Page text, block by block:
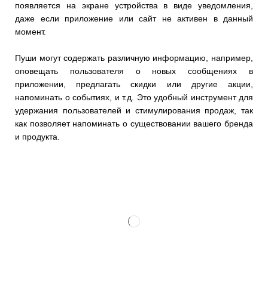
появляется на экране устройства в виде уведомления,
даже если приложение или сайт не активен в данный
момент.
Пуши могут содержать различную информацию, например,
оповещать пользователя о новых сообщениях в
приложении, предлагать скидки или другие акции,
напоминать о событиях, и т.д. Это удобный инструмент для
удержания пользователей и стимулирования продаж, так
как позволяет напоминать о существовании вашего бренда
и продукта.